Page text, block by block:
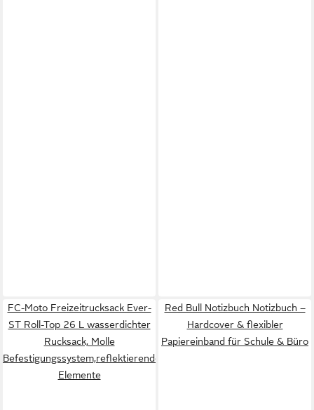
FC-Moto Freizeitrucksack Ever-
ST Roll-Top 26 L wasserdichter
Rucksack, Molle
Befestigungssystem,reflektierende
Elemente
Red Bull Notizbuch Notizbuch –
Hardcover & flexibler
Papiereinband für Schule & Büro